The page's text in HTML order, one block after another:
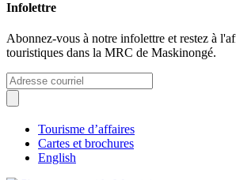
Infolettre
Abonnez-vous à notre infolettre et restez à
touristiques dans la MRC de Maskinongé.
Tourisme d’affaires
Cartes et brochures
English